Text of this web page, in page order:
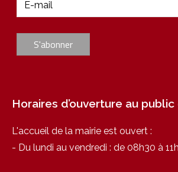
Horaires d’ouverture au
L'accueil de la mairie est ouvert :
- Du lundi au vendredi : de 08h30 à